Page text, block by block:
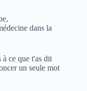
dans la
ce que t'as dit
un seule mot